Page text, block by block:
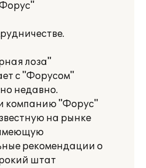
лоза"
с "Форусом"
недавно.
компанию "Форус"
на рынке
рекомендации о
штат